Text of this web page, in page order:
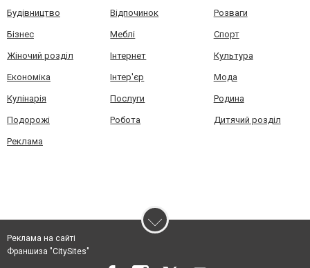
Будівництво Відпочинок Розваги
Бізнес Меблі Спорт
Жіночий розділ Інтернет Культура
Економіка Інтер'єр Мода
Кулінарія Послуги Родина
Подорожі Робота Дитячий розділ
Реклама
Реклама на сайті
Франшиза "CitySites"